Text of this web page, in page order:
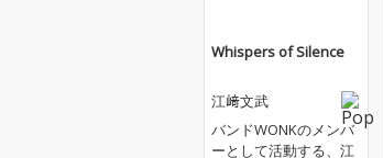
Whispers of Silence
江﨑文武
バンドWONKのメンバ
ーとして活動する、江